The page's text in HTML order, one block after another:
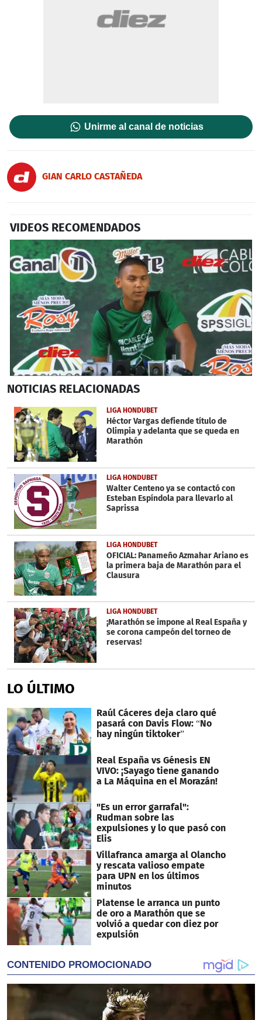
Unirme al canal de noticias
GIAN CARLO CASTAÑEDA
VIDEOS RECOMENDADOS
seconds
2
minutes,
24
seconds
NOTICIAS RELACIONADAS
LIGA HONDUBET
Héctor Vargas defiende título de
Olimpia y adelanta que se queda en
Marathón
LIGA HONDUBET
Walter Centeno ya se contactó con
Esteban Espíndola para llevarlo al
Saprissa
LIGA HONDUBET
OFICIAL: Panameño Azmahar Ariano es
la primera baja de Marathón para el
Clausura
LIGA HONDUBET
¡Marathón se impone al Real España y
se corona campeón del torneo de
reservas!
LO ÚLTIMO
Raúl Cáceres deja claro qué
pasará con Davis Flow: “No
hay ningún tiktoker”
Real España vs Génesis EN
VIVO: ¡Sayago tiene ganando
a La Máquina en el Morazán!
"Es un error garrafal":
Rudman sobre las
expulsiones y lo que pasó con
Elis
Villafranca amarga al Olancho
y rescata valioso empate
para UPN en los últimos
minutos
Platense le arranca un punto
de oro a Marathón que se
volvió a quedar con diez por
expulsión